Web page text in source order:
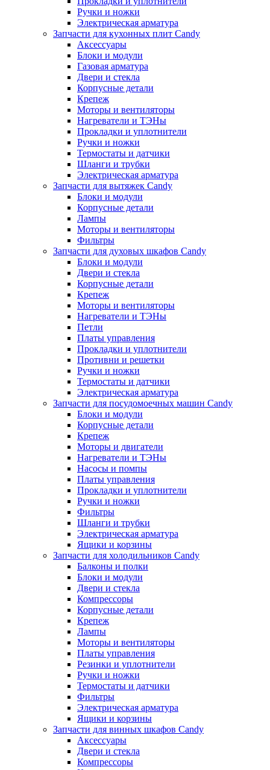
Ручки и ножки
Электрическая арматура
Запчасти для кухонных плит Candy
Аксессуары
Блоки и модули
Газовая арматура
Двери и стекла
Корпусные детали
Крепеж
Моторы и вентиляторы
Нагреватели и ТЭНы
Прокладки и уплотнители
Ручки и ножки
Термостаты и датчики
Шланги и трубки
Электрическая арматура
Запчасти для вытяжек Candy
Блоки и модули
Корпусные детали
Лампы
Моторы и вентиляторы
Фильтры
Запчасти для духовых шкафов Candy
Блоки и модули
Двери и стекла
Корпусные детали
Крепеж
Моторы и вентиляторы
Нагреватели и ТЭНы
Петли
Платы управления
Прокладки и уплотнители
Противни и решетки
Ручки и ножки
Термостаты и датчики
Электрическая арматура
Запчасти для посудомоечных машин Candy
Блоки и модули
Корпусные детали
Крепеж
Моторы и двигатели
Нагреватели и ТЭНы
Насосы и помпы
Платы управления
Прокладки и уплотнители
Ручки и ножки
Фильтры
Шланги и трубки
Электрическая арматура
Ящики и корзины
Запчасти для холодильников Candy
Балконы и полки
Блоки и модули
Двери и стекла
Компрессоры
Корпусные детали
Крепеж
Лампы
Моторы и вентиляторы
Платы управления
Резинки и уплотнители
Ручки и ножки
Термостаты и датчики
Фильтры
Электрическая арматура
Ящики и корзины
Запчасти для винных шкафов Candy
Аксессуары
Двери и стекла
Компрессоры